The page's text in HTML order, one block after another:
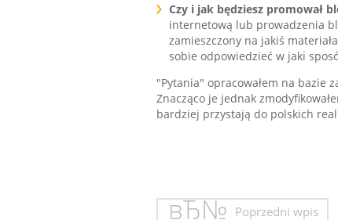
Czy i jak będziesz promował
internetową lub prowadzenia
zamieszczony na jakiś
sobie odpowiedzieć w jaki
"Pytania" opracowałem na bazie
Znacząco je jednak
bardziej przystają do polskich
Poprzedni wpis